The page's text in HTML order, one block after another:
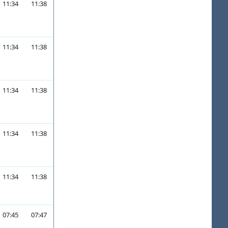
11:34 11:38
11:34 11:38
11:34 11:38
11:34 11:38
11:34 11:38
07:45 07:47